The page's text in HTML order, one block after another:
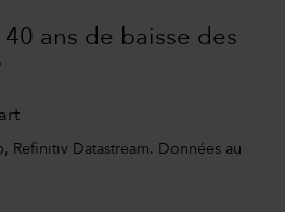
40 ans de baisse des
Refinitiv Datastream. Données au